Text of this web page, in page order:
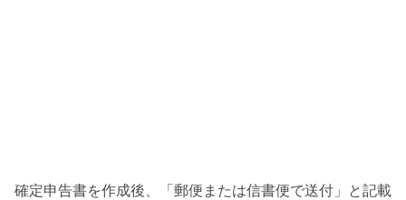
確定申告書を作成後、「郵便または信書便で送付」と記載